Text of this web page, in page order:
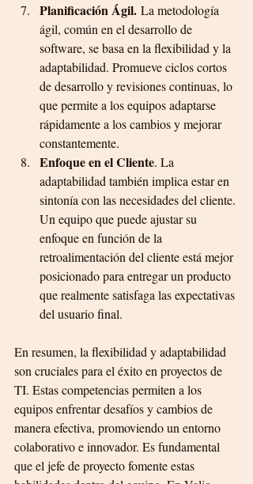
Planificación Ágil. La metodología
ágil, común en el desarrollo de
software, se basa en la flexibilidad y la
adaptabilidad. Promueve ciclos cortos
de desarrollo y revisiones continuas, lo
que permite a los equipos adaptarse
rápidamente a los cambios y mejorar
constantemente.
Enfoque en el Cliente. La
adaptabilidad también implica estar en
sintonía con las necesidades del cliente.
Un equipo que puede ajustar su
enfoque en función de la
retroalimentación del cliente está mejor
posicionado para entregar un producto
que realmente satisfaga las expectativas
del usuario final.
En resumen, la flexibilidad y adaptabilidad
son cruciales para el éxito en proyectos de
TI. Estas competencias permiten a los
equipos enfrentar desafíos y cambios de
manera efectiva, promoviendo un entorno
colaborativo e innovador. Es fundamental
que el jefe de proyecto fomente estas